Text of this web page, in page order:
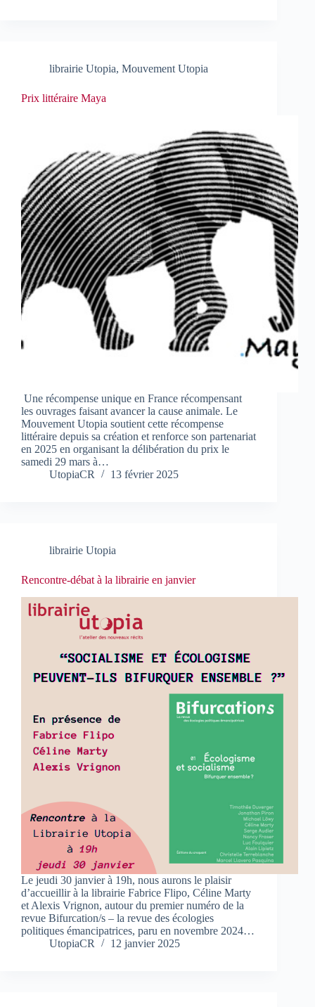
librairie Utopia, Mouvement Utopia
Prix littéraire Maya
Une récompense unique en France récompensant
les ouvrages faisant avancer la cause animale. Le
Mouvement Utopia soutient cette récompense
littéraire depuis sa création et renforce son partenariat
en 2025 en organisant la délibération du prix le
samedi 29 mars à…
UtopiaCR
13 février 2025
librairie Utopia
Rencontre-débat à la librairie en janvier
Le jeudi 30 janvier à 19h, nous aurons le plaisir
d’accueillir à la librairie Fabrice Flipo, Céline Marty
et Alexis Vrignon, autour du premier numéro de la
revue Bifurcation/s – la revue des écologies
politiques émancipatrices, paru en novembre 2024…
UtopiaCR
12 janvier 2025